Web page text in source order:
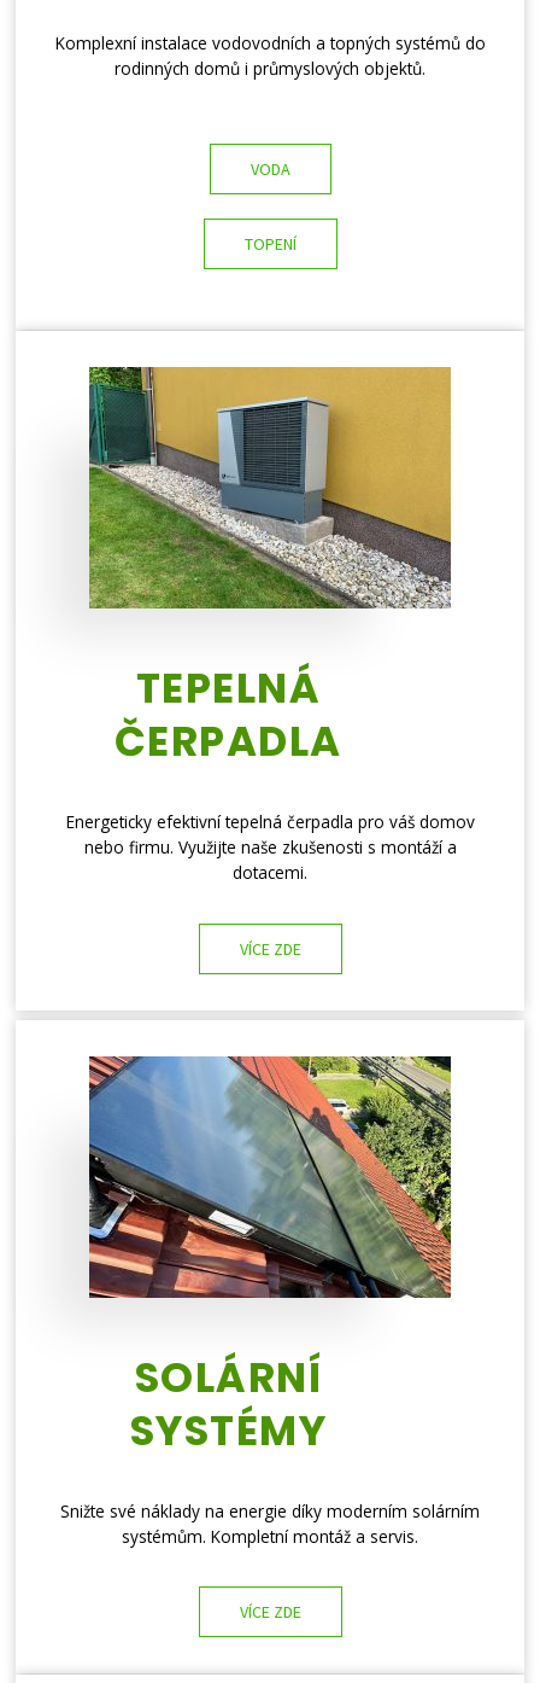
Komplexní instalace vodovodních a topných systémů do
rodinných domů i průmyslových objektů.
VODA
TOPENÍ
TEPELNÁ
ČERPADLA
Energeticky efektivní tepelná čerpadla pro váš domov
nebo firmu. Využijte naše zkušenosti s montáží a
dotacemi.
VÍCE ZDE
SOLÁRNÍ
SYSTÉMY
Snižte své náklady na energie díky moderním solárním
systémům. Kompletní montáž a servis.
VÍCE ZDE